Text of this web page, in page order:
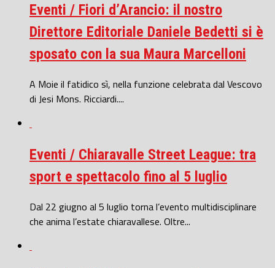
Eventi / Fiori d’Arancio: il nostro
Direttore Editoriale Daniele Bedetti si è
sposato con la sua Maura Marcelloni
A Moie il fatidico sì, nella funzione celebrata dal Vescovo
di Jesi Mons. Ricciardi....
Eventi / Chiaravalle Street League: tra
sport e spettacolo fino al 5 luglio
Dal 22 giugno al 5 luglio torna l’evento multidisciplinare
che anima l’estate chiaravallese. Oltre...